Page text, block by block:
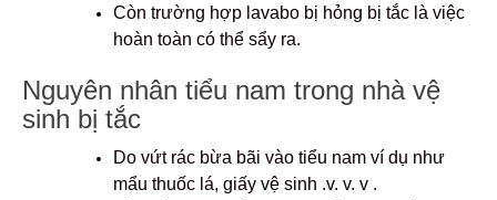
Còn trường hợp lavabo bị hỏng bị tắc là việc
hoàn toàn có thể sẩy ra.
Nguyên nhân tiểu nam trong nhà vệ
sinh bị tắc
Do vứt rác bừa bãi vào tiểu nam ví dụ như
mẩu thuốc lá, giấy vệ sinh .v. v. v .